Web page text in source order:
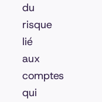
du
risque
lié
aux
comptes
qui